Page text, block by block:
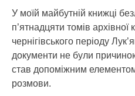
У моїй майбутній книжці
п’ятнадцяти томів архівної
чернігівського періоду
документи не були
став допоміжним
розмови.